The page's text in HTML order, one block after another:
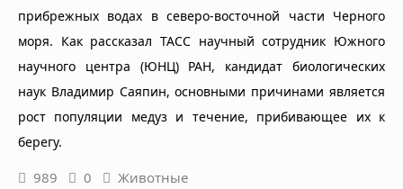
прибрежных водах в северо-восточной части Черного
моря. Как рассказал ТАСС научный сотрудник Южного
научного центра (ЮНЦ) РАН, кандидат биологических
наук Владимир Саяпин, основными причинами является
рост популяции медуз и течение, прибивающее их к
берегу.
989 0 Животные